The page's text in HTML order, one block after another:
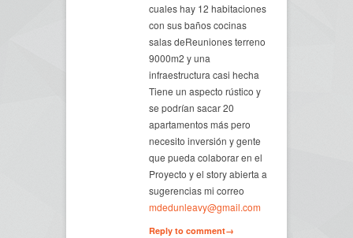
cuales hay 12 habitaciones
con sus baños cocinas
salas deReuniones terreno
9000m2 y una
infraestructura casi hecha
Tiene un aspecto rústico y
se podrían sacar 20
apartamentos más pero
necesito inversión y gente
que pueda colaborar en el
Proyecto y el story abierta a
sugerencias mi correo
mdedunleavy@gmail.com
Reply to comment→